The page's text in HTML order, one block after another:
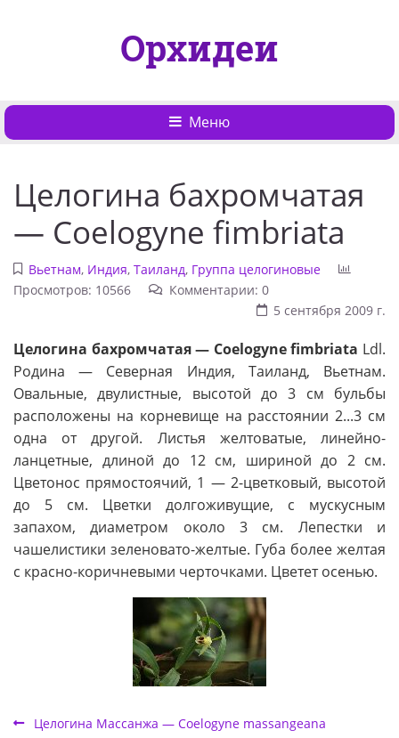
Орхидеи
Меню
Целогина бахромчатая
— Coelogyne fimbriata
Вьетнам, Индия, Таиланд, Группа целогиновые
Просмотров: 10566
Комментарии: 0
5 сентября 2009 г.
Целогина бахромчатая — Coelogyne fimbriata Ldl.
Родина — Северная Индия, Таиланд, Вьетнам.
Овальные, двулистные, высотой до 3 см бульбы
расположены на корневище на расстоянии 2...3 см
одна от другой. Листья желтоватые, линейно-
ланцетные, длиной до 12 см, шириной до 2 см.
Цветонос прямостоячий, 1 — 2-цветковый, высотой
до 5 см. Цветки долгоживущие, с мускусным
запахом, диаметром около 3 см. Лепестки и
чашелистики зеленовато-желтые. Губа более желтая
с красно-коричневыми черточками. Цветет осенью.
Целогина Массанжа — Coelogyne massangeana